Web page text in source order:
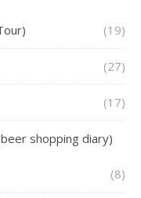
(19)
(27)
(17)
shopping diary)
(8)